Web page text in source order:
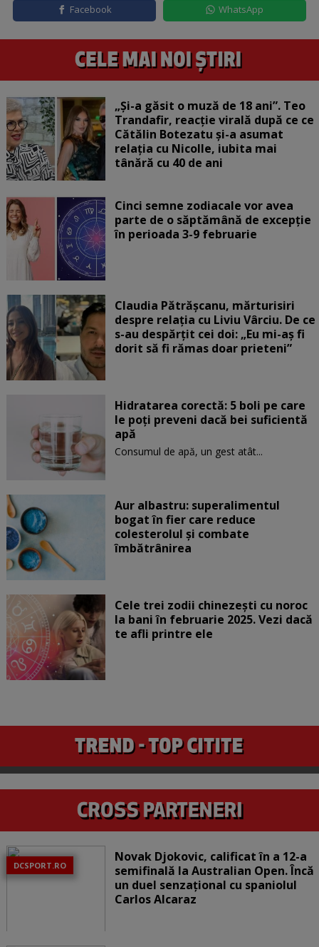
Facebook WhatsApp
„Și-a găsit o muză de 18 ani”. Teo
Trandafir, reacție virală după ce ce
Cătălin Botezatu și-a asumat
relația cu Nicolle, iubita mai
tânără cu 40 de ani
Cinci semne zodiacale vor avea
parte de o săptămână de excepție
în perioada 3-9 februarie
Claudia Pătrășcanu, mărturisiri
despre relația cu Liviu Vârciu. De ce
s-au despărțit cei doi: „Eu mi-aș fi
dorit să fi rămas doar prieteni”
Hidratarea corectă: 5 boli pe care
le poți preveni dacă bei suficientă
apă
Consumul de apă, un gest atât...
Aur albastru: superalimentul
bogat în fier care reduce
colesterolul și combate
îmbătrânirea
Cele trei zodii chinezești cu noroc
la bani în februarie 2025. Vezi dacă
te afli printre ele
DCSPORT.RO
Novak Djokovic, calificat în a 12-a
semifinală la Australian Open. Încă
un duel senzațional cu spaniolul
Carlos Alcaraz